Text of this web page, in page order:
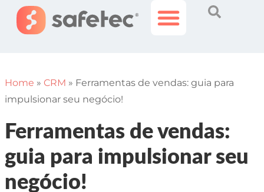
Home » CRM » Ferramentas de vendas: guia para
impulsionar seu negócio!
Ferramentas de vendas:
guia para impulsionar seu
negócio!